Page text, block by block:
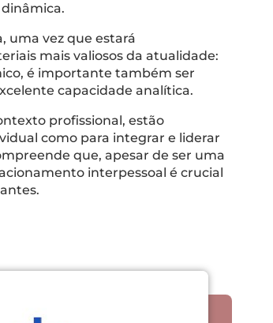
uma vez que estará
mais valiosos da atualidade:
é importante também ser
capacidade analítica.
profissional, estão
como para integrar e liderar
que, apesar de ser uma
interpessoal é crucial